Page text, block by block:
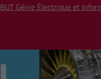
BUT Génie Électrique et